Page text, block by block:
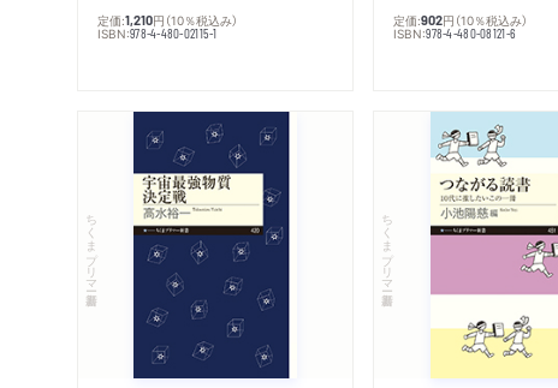
定価:1,210円 （10％税込み）
ISBN:978-4-480-02115-1
定価:902円 （10％税込み）
ISBN:978-4-480-08121-6
ちくまプリマー新書 ちくまプリマー新書